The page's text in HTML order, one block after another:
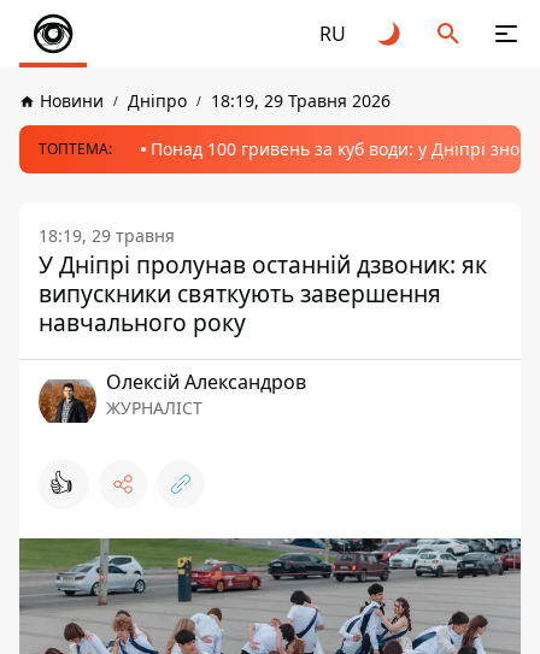
RU
Новини Дніпро 18:19, 29 Травня 2026
ТОПТЕМА: Понад 100 гривень за куб води: у Дніпрі
18:19, 29 травня
У Дніпрі пролунав останній дзвоник: як
випускники святкують завершення
навчального року
Олексій Александров
ЖУРНАЛІСТ
👍